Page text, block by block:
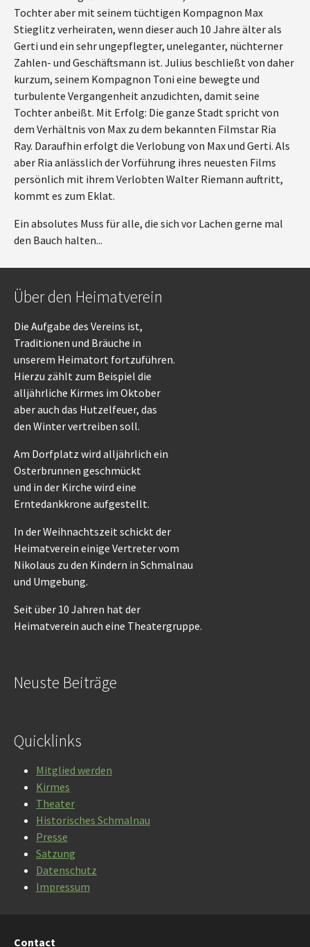
Tochter aber mit seinem tüchtigen Kompagnon Max
Stieglitz verheiraten, wenn dieser auch 10 Jahre älter als
Gerti und ein sehr ungepflegter, uneleganter, nüchterner
Zahlen- und Geschäftsmann ist. Julius beschließt von daher
kurzum, seinem Kompagnon Toni eine bewegte und
turbulente Vergangenheit anzudichten, damit seine
Tochter anbeißt. Mit Erfolg: Die ganze Stadt spricht von
dem Verhältnis von Max zu dem bekannten Filmstar Ria
Ray. Daraufhin erfolgt die Verlobung von Max und Gerti. Als
aber Ria anlässlich der Vorführung ihres neuesten Films
persönlich mit ihrem Verlobten Walter Riemann auftritt,
kommt es zum Eklat.
Ein absolutes Muss für alle, die sich vor Lachen gerne mal
den Bauch halten...
Über den Heimatverein
Die Aufgabe des Vereins ist,
Traditionen und Bräuche in
unserem Heimatort fortzuführen.
Hierzu zählt zum Beispiel die
alljährliche Kirmes im Oktober
aber auch das Hutzelfeuer, das
den Winter vertreiben soll.
Am Dorfplatz wird alljährlich ein
Osterbrunnen geschmückt
und in der Kirche wird eine
Erntedankkrone aufgestellt.
In der Weihnachtszeit schickt der
Heimatverein einige Vertreter vom
Nikolaus zu den Kindern in Schmalnau
und Umgebung.
Seit über 10 Jahren hat der
Heimatverein auch eine Theatergruppe.
Neuste Beiträge
Quicklinks
Mitglied werden
Kirmes
Theater
Historisches Schmalnau
Presse
Satzung
Datenschutz
Impressum
Contact